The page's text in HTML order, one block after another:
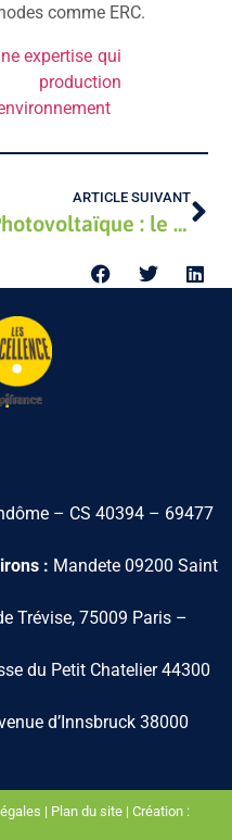
comme ERC.
expertise qui
ARTICLE SUIVANT
Photovoltaïque : le vrai du faux en 2023
– CS 40394 – 69477
: Mandete 09200 Saint
Trévise, 75009 Paris –
du Petit Chatelier 44300
d’Innsbruck 38000
| Plan du site | Création :